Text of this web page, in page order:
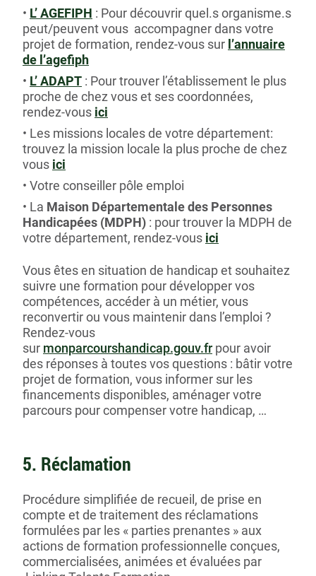
L’ AGEFIPH : Pour découvrir quel.s organisme.s
peut/peuvent vous accompagner dans votre
projet de formation, rendez-vous sur l’annuaire
de l’agefiph
L’ ADAPT : Pour trouver l’établissement le plus
proche de chez vous et ses coordonnées,
rendez-vous ici
Les missions locales de votre département:
trouvez la mission locale la plus proche de chez
vous ici
Votre conseiller pôle emploi
La Maison Départementale des Personnes
Handicapées (MDPH) : pour trouver la MDPH de
votre département, rendez-vous ici
Vous êtes en situation de handicap et souhaitez
suivre une formation pour développer vos
compétences, accéder à un métier, vous
reconvertir ou vous maintenir dans l’emploi ?
Rendez-vous
sur monparcourshandicap.gouv.fr pour avoir
des réponses à toutes vos questions : bâtir votre
projet de formation, vous informer sur les
financements disponibles, aménager votre
parcours pour compenser votre handicap, …
5. Réclamation
Procédure simplifiée de recueil, de prise en
compte et de traitement des réclamations
formulées par les « parties prenantes » aux
actions de formation professionnelle conçues,
commercialisées, animées et évaluées par